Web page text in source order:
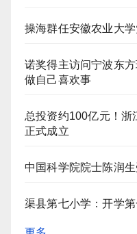
操海群任安徽农业大
诺奖得主访问宁波东
做自己喜欢事
总投资约100亿元！浙
正式成立
中国科学院院士陈润
渠县第七小学：开学